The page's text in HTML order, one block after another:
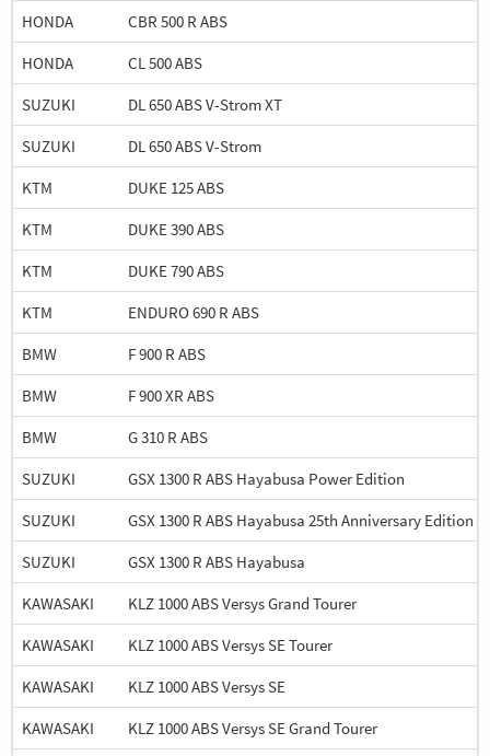
HONDA
CBR 500 R ABS
HONDA
CL 500 ABS
SUZUKI
DL 650 ABS V-Strom XT
SUZUKI
DL 650 ABS V-Strom
KTM
DUKE 125 ABS
KTM
DUKE 390 ABS
KTM
DUKE 790 ABS
KTM
ENDURO 690 R ABS
BMW
F 900 R ABS
BMW
F 900 XR ABS
BMW
G 310 R ABS
SUZUKI
GSX 1300 R ABS Hayabusa Power Edition
SUZUKI
GSX 1300 R ABS Hayabusa 25th Anniversary Edition
SUZUKI
GSX 1300 R ABS Hayabusa
KAWASAKI
KLZ 1000 ABS Versys Grand Tourer
KAWASAKI
KLZ 1000 ABS Versys SE Tourer
KAWASAKI
KLZ 1000 ABS Versys SE
KAWASAKI
KLZ 1000 ABS Versys SE Grand Tourer